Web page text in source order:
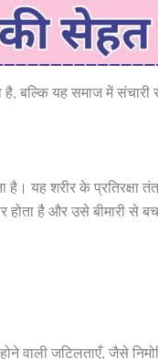
बल्कि यह समाज में
है। यह शरीर के
होता है और उसे बीमारी से
वाली जटिलताएँ, जैसे